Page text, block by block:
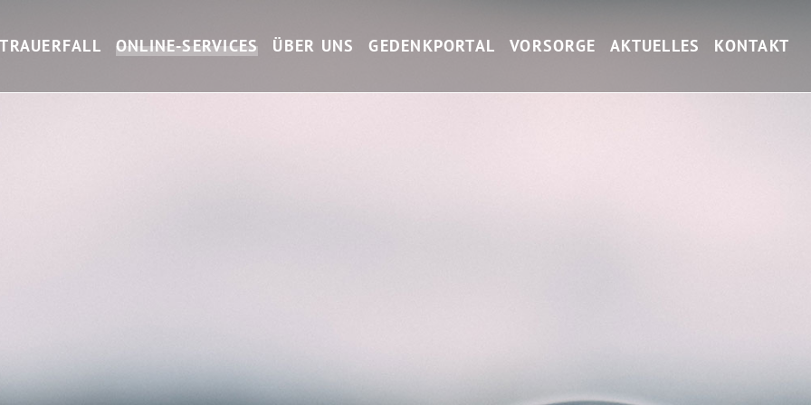
überspringenONLINE-SERVICES ÜBER UNS GEDENKPORTAL VORSORGE AKTUELLES KONTAKT